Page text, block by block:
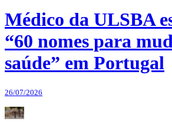
Médico da ULSBA
“60 nomes para
saúde” em Portugal
26/07/2026